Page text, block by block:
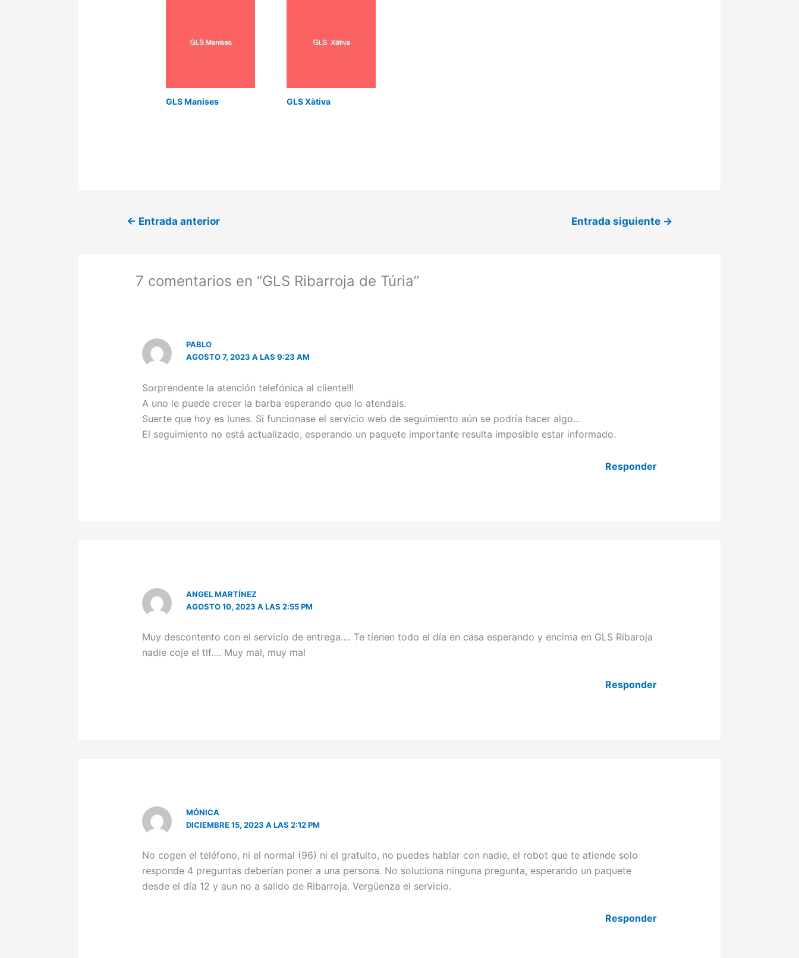
GLS Manises GLS Xàtiva
← Entrada anterior Entrada siguiente →
7 comentarios en “GLS Ribarroja de Túria”
PABLO
AGOSTO 7, 2023 A LAS 9:23 AM
Sorprendente la atención telefónica al cliente!!!
A uno le puede crecer la barba esperando que lo atendais.
Suerte que hoy es lunes. Si funcionase el servicio web de seguimiento aún se podría hacer algo…
El seguimiento no está actualizado, esperando un paquete importante resulta imposible estar informado.
Responder
ANGEL MARTÍNEZ
AGOSTO 10, 2023 A LAS 2:55 PM
Muy descontento con el servicio de entrega…. Te tienen todo el día en casa esperando y encima en GLS Ribaroja
nadie coje el tlf…. Muy mal, muy mal
Responder
MÓNICA
DICIEMBRE 15, 2023 A LAS 2:12 PM
No cogen el teléfono, ni el normal (96) ni el gratuito, no puedes hablar con nadie, el robot que te atiende solo
responde 4 preguntas deberían poner a una persona. No soluciona ninguna pregunta, esperando un paquete
desde el día 12 y aun no a salido de Ribarroja. Vergüenza el servicio.
Responder